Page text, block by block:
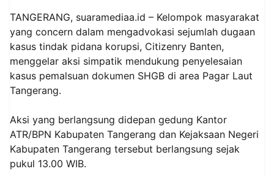
TANGERANG, suaramediaa.id – Kelompok masyarakat
yang concern dalam mengadvokasi sejumlah dugaan
kasus tindak pidana korupsi, Citizenry Banten,
menggelar aksi simpatik mendukung penyelesaian
kasus pemalsuan dokumen SHGB di area Pagar Laut
Tangerang.
Aksi yang berlangsung didepan gedung Kantor
ATR/BPN Kabupaten Tangerang dan Kejaksaan Negeri
Kabupaten Tangerang tersebut berlangsung sejak
pukul 13.00 WIB.